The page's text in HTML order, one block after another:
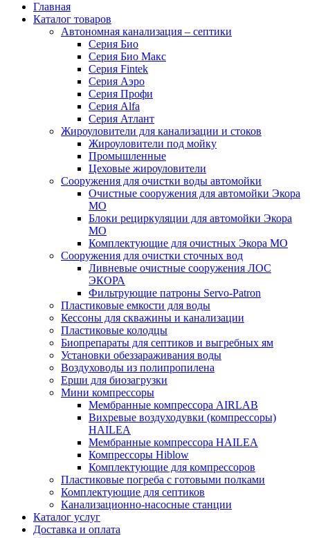
Главная
Каталог товаров
Автономная канализация – септики
Серия Био
Серия Био Макс
Серия Fintek
Серия Аэро
Серия Профи
Серия Alfa
Серия Атлант
Жироуловители для канализации и стоков
Жироуловители под мойку
Промышленные
Цеховые жироуловители
Сооружения для очистки воды автомойки
Очистные сооружения для автомойки Экора
МО
Блоки рециркуляции для автомойки Экора
МО
Комплектующие для очистных Экора МО
Сооружения для очистки сточных вод
Ливневые очистные сооружения ЛОС
ЭКОРА
Фильтрующие патроны Servo-Patron
Пластиковые емкости для воды
Кессоны для скважины и канализации
Пластиковые колодцы
Биопрепараты для септиков и выгребных ям
Установки обеззараживания воды
Воздуховоды из полипропилена
Ерши для биозагрузки
Мини компрессоры
Мембранные компрессора AIRLAB
Вихревые воздуходувки (компрессоры)
HAILEA
Мембранные компрессора HAILEA
Компрессоры Hiblow
Комплектующие для компрессоров
Пластиковые погреба с готовыми полками
Комплектующие для септиков
Канализационно-насосные станции
Каталог услуг
Доставка и оплата